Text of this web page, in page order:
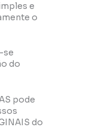
e
o
se
do
pode
do